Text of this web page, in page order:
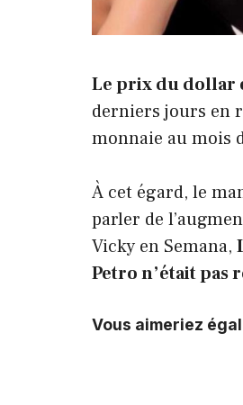
Le prix du dollar
derniers jours en
monnaie au mois
À cet égard, le
parler de
Vicky en Semana,
Petro n’était pas
Vous aimeriez